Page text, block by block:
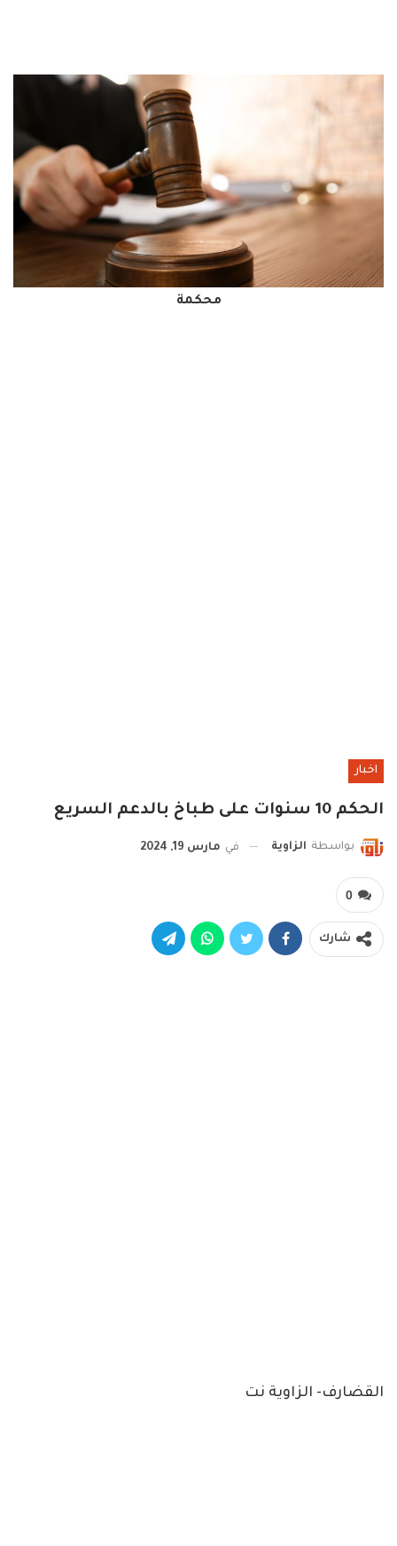
محكمة
اخبار
الحكم 10 سنوات على طباخ بالدعم السريع
بواسطة الزاوية في مارس 19, 2024
0
شارك
القضارف- الزاوية نت